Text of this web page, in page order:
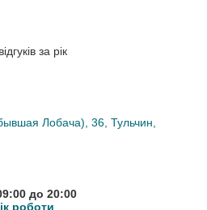
за рік
Лобача), 36, Тульчин,
до 20:00
роботи